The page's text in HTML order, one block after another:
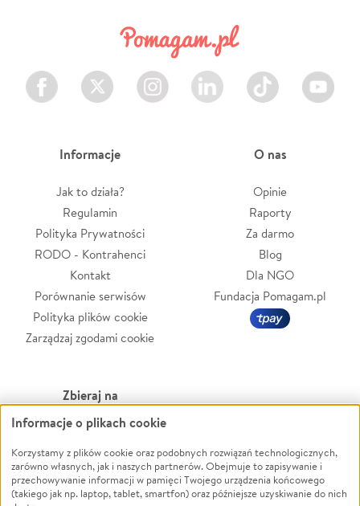
Facebook Twitter Instagram LinkedIn TikTok Youtube
Informacje
Jak to działa?
Regulamin
Polityka Prywatności
RODO - Kontrahenci
Kontakt
Porównanie serwisów
Polityka plików cookie
Zarządzaj zgodami cookie
O nas
Opinie
Raporty
Za darmo
Blog
Dla NGO
Fundacja Pomagam.pl
Zbieraj na
Leczenie
Zwierzęta
Pożar
Ukraina
Powódź
Wichura
NGO
Informacje o plikach cookie
Korzystamy z plików cookie oraz podobnych rozwiązań technologicznych,
zarówno własnych, jak i naszych partnerów. Obejmuje to zapisywanie i
przechowywanie informacji w pamięci Twojego urządzenia końcowego
(takiego jak np. laptop, tablet, smartfon) oraz późniejsze uzyskiwanie do nich